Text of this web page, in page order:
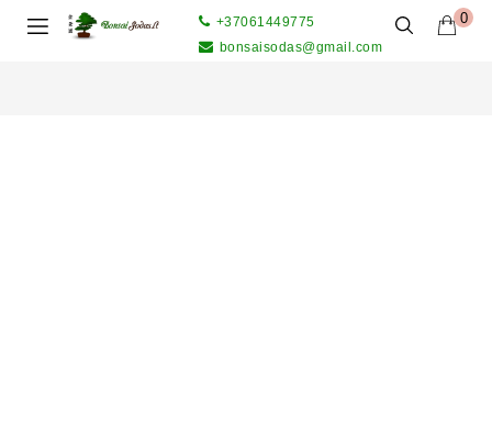
0
+37061449775
bonsaisodas@gmail.com